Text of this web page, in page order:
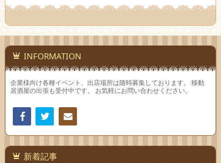
INFORMATION
企業様向け各種イベント、出店場所は随時募集しております。 移動
居酒屋の出張も受付中です。 お気軽にお問い合わせください。
Facebook
連絡
新着記事